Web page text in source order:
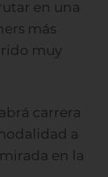
en una
más
muy
carrera
a
en la